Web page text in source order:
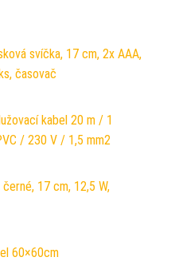
svíčka, 17 cm, 2x AAA,
časovač
kabel 20 m / 1
/ 230 V / 1,5 mm2
17 cm, 12,5 W,
60×60cm